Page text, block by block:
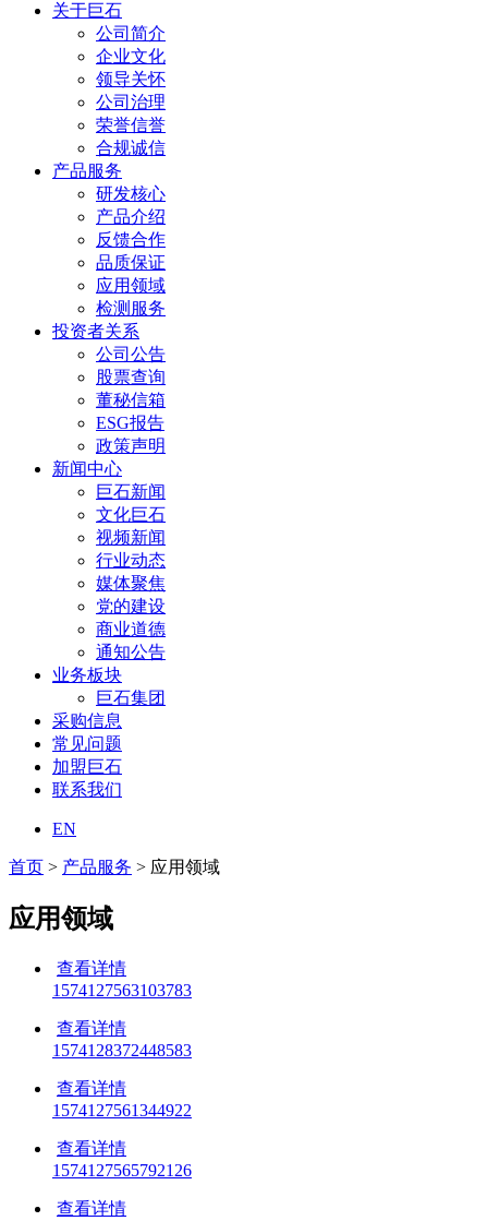
关于巨石
公司简介
企业文化
领导关怀
公司治理
荣誉信誉
合规诚信
产品服务
研发核心
产品介绍
反馈合作
品质保证
应用领域
检测服务
投资者关系
公司公告
股票查询
董秘信箱
ESG报告
政策声明
新闻中心
巨石新闻
文化巨石
视频新闻
行业动态
媒体聚焦
党的建设
商业道德
通知公告
业务板块
巨石集团
采购信息
常见问题
加盟巨石
联系我们
EN
首页 > 产品服务 > 应用领域
应用领域
查看详情
1574127563103783
查看详情
1574128372448583
查看详情
1574127561344922
查看详情
1574127565792126
查看详情